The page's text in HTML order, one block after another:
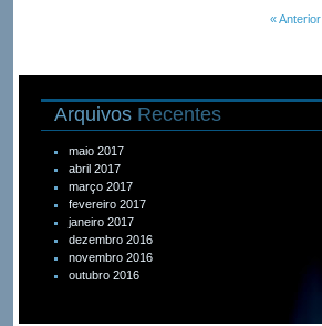
« Anterior
Arquivos Recentes
maio 2017
abril 2017
março 2017
fevereiro 2017
janeiro 2017
dezembro 2016
novembro 2016
outubro 2016